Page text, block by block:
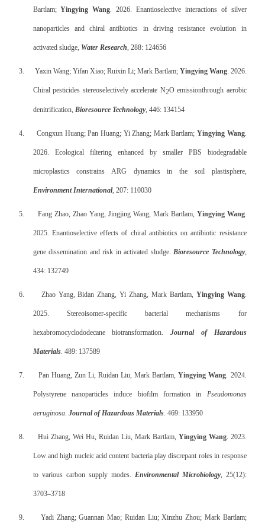
Bartlam;Yingying Wang . 2026. Enantioselective interactions of silver
nanoparticles and chiral antibiotics in driving resistance evolution in
activated sludge, Water Research , 288: 124656
3. Yaxin Wang; Yifan Xiao; Ruixin Li; Mark Bartlam; Yingying Wang. 2026.
Chiral pesticides stereoselectively accelerate N2O emissionthrough aerobic
denitrification, Bioresource Technology, 446: 134154
4. Congxun Huang; Pan Huang; Yi Zhang; Mark Bartlam; Yingying Wang.
2026. Ecological filtering enhanced by smaller PBS biodegradable
microplastics constrains ARG dynamics in the soil plastisphere,
Environment International, 207: 110030
5. Fang Zhao, Zhao Yang, Jingjing Wang, Mark Bartlam, Yingying Wang.
2025. Enantioselective effects of chiral antibiotics on antibiotic resistance
gene dissemination and risk in activated sludge. Bioresource Technology,
434: 132749
6. Zhao Yang, Bidan Zhang, Yi Zhang, Mark Bartlam, Yingying Wang.
2025. Stereoisomer-specific bacterial mechanisms for
hexabromocyclododecane biotransformation. Journal of Hazardous
Materials. 489: 137589
7. Pan Huang, Zun Li, Ruidan Liu, Mark Bartlam,Yingying Wang. 2024.
Polystyrene nanoparticles induce biofilm formation in Pseudomonas
aeruginosa. Journal of Hazardous Materials. 469: 133950
8. Hui Zhang, Wei Hu, Ruidan Liu, Mark Bartlam, Yingying Wang. 2023.
Low and high nucleic acid content bacteria play discrepant roles in response
to various carbon supply modes. Environmental Microbiology, 25(12):
3703–3718
9. Yadi Zhang; Guannan Mao; Ruidan Liu; Xinzhu Zhou; Mark Bartlam;